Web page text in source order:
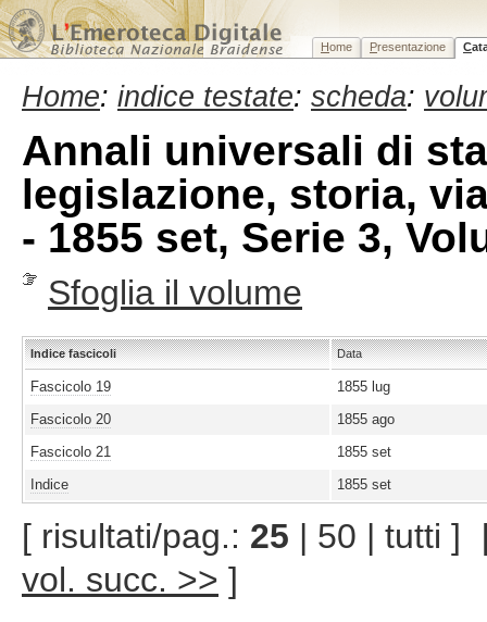
Home Presentazione C
Home: indice testate: scheda:
Annali universali di
legislazione, storia,
- 1855 set, Serie 3,
Sfoglia il volume
Indice fascicoli Data
Fascicolo 19
1855 lug
Fascicolo 20
1855 ago
Fascicolo 21
1855 set
Indice
1855 set
[ risultati/pag.: 25 | 50 | tutti ]
vol. succ. >> ]